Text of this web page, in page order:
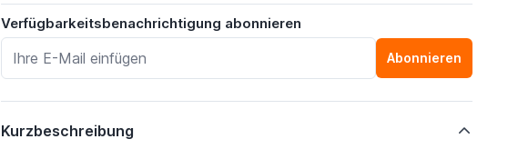
Verfügbarkeitsbenachrichtigung abonnieren
Abonnieren
Kurzbeschreibung